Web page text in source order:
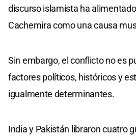
discurso islamista ha
Cachemira como una causa
Sin embargo, el conflicto no es
factores políticos, históricos y
igualmente determinantes.
India y Pakistán libraron cuatro